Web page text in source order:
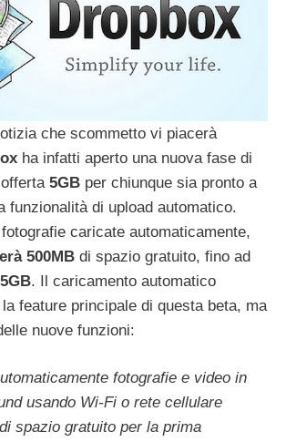
che scommetto vi piacerà
ha infatti aperto una nuova fase di
5GB per chiunque sia pronto a
funzionalità di upload automatico.
caricate automaticamente,
500MB di spazio gratuito, fino ad
5GB. Il caricamento automatico
feature principale di questa beta, ma
nuove funzioni:
fotografie e video in
usando Wi-Fi o rete cellulare
spazio gratuito per la prima